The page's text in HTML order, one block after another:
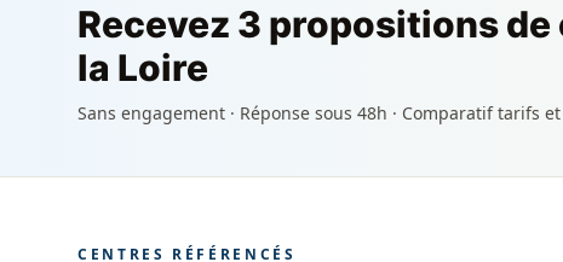
Recevez 3 propositions
la Loire
Sans engagement · Réponse sous 48h · Comparatif tarifs
CENTRES RÉFÉRENCÉS